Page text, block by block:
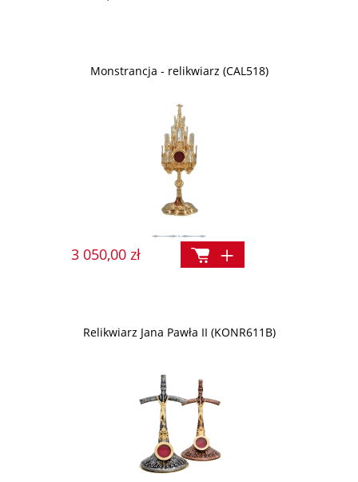
Monstrancja - relikwiarz (CAL518)
3 050,00 zł
Relikwiarz Jana Pawła II (KONR611B)